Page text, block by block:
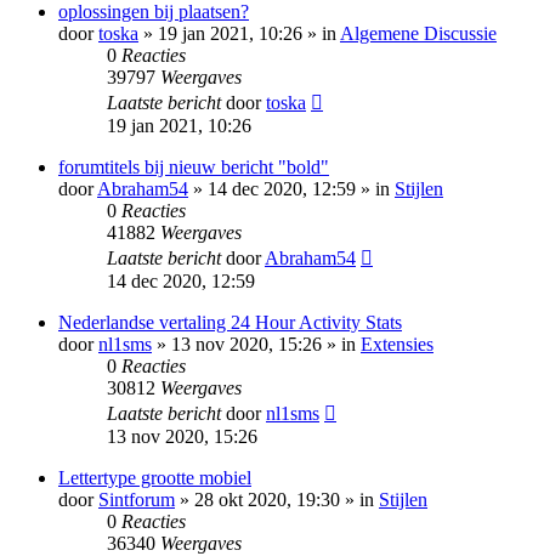
oplossingen bij plaatsen?
doortoska » 19 jan 2021, 10:26 » inAlgemene Discussie
0 Reacties
39797 Weergaves
Laatste berichtdoortoska
19 jan 2021, 10:26
forumtitels bij nieuw bericht "bold"
doorAbraham54 » 14 dec 2020, 12:59 » in Stijlen
0 Reacties
41882 Weergaves
Laatste berichtdoorAbraham54
14 dec 2020, 12:59
Nederlandse vertaling 24 Hour Activity Stats
doornl1sms » 13 nov 2020, 15:26 » in Extensies
0 Reacties
30812 Weergaves
Laatste berichtdoornl1sms
13 nov 2020, 15:26
Lettertype grootte mobiel
door Sintforum » 28 okt 2020, 19:30 » in Stijlen
0 Reacties
36340 Weergaves